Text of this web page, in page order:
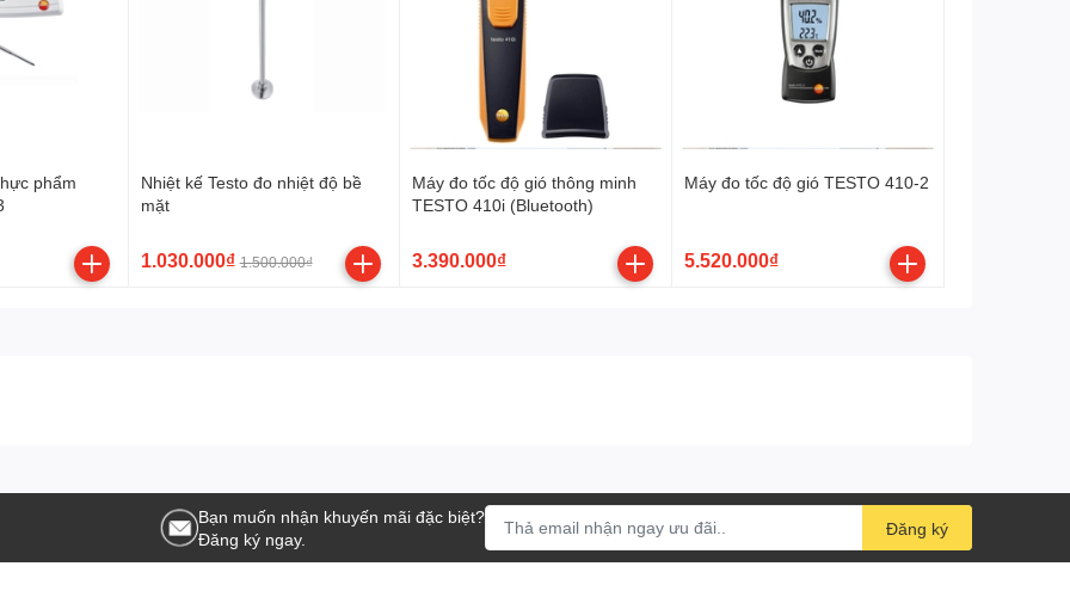
phẩm
Nhiệt kế Testo đo nhiệt độ bề
mặt
1.030.000₫ 1.500.000₫
Máy đo tốc độ gió thông minh
TESTO 410i (Bluetooth)
3.390.000₫
Máy đo tốc độ gió TESTO 410-2
5.520.000₫
Bạn muốn nhận khuyến mãi đặc biệt?
Đăng ký ngay.
Đăng ký